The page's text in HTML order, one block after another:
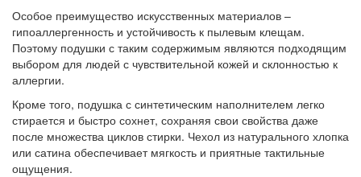
Особое преимущество искусственных материалов –
гипоаллергенность и устойчивость к пылевым клещам.
Поэтому подушки с таким содержимым являются подходящим
выбором для людей с чувствительной кожей и склонностью к
аллергии.
Кроме того, подушка с синтетическим наполнителем легко
стирается и быстро сохнет, сохраняя свои свойства даже
после множества циклов стирки. Чехол из натурального хлопка
или сатина обеспечивает мягкость и приятные тактильные
ощущения.